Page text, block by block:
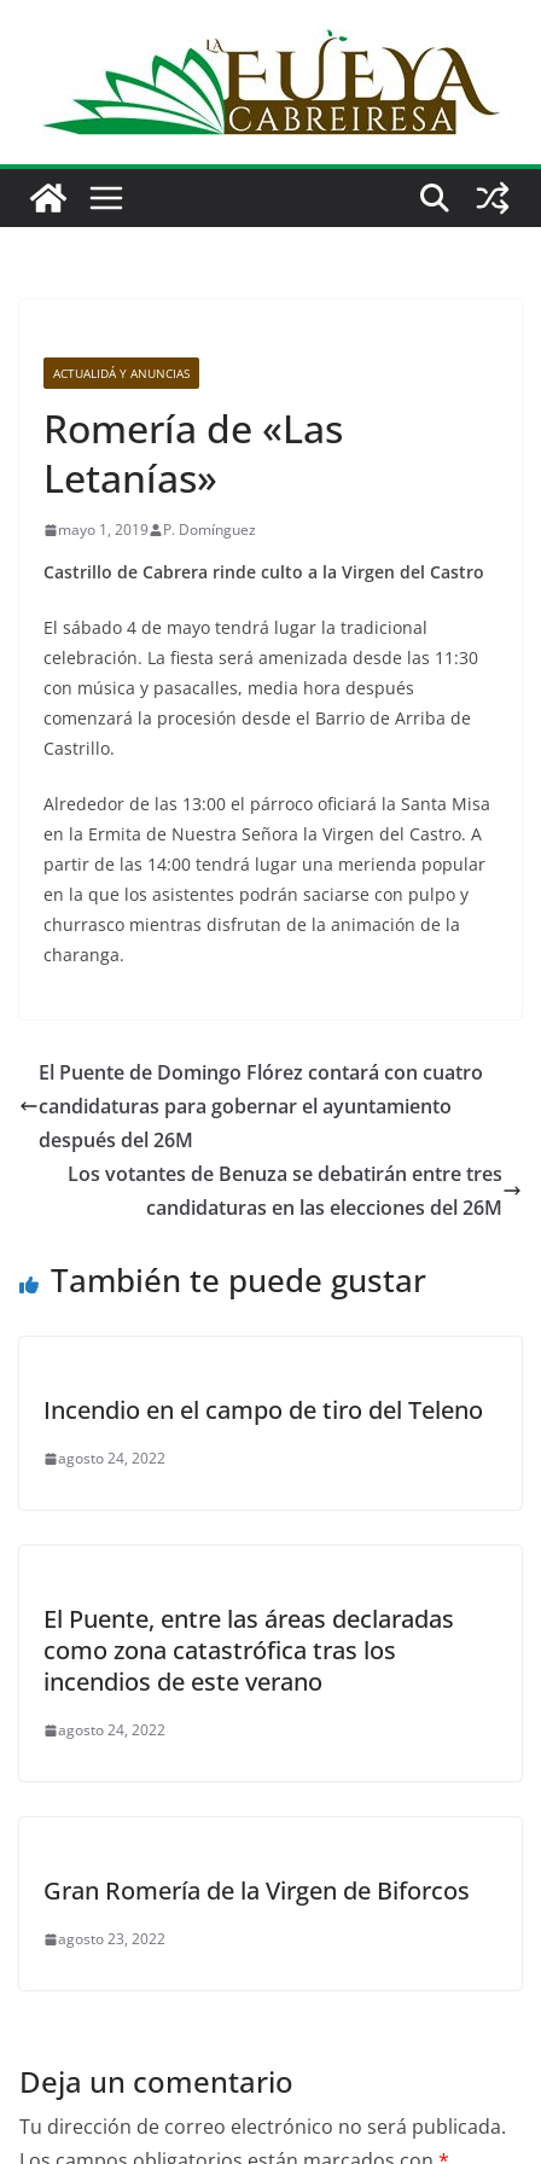
ACTUALIDÁ Y ANUNCIAS
Romería de «Las
Letanías»
mayo 1, 2019 P. Domínguez
Castrillo de Cabrera rinde culto a la Virgen del Castro
El sábado 4 de mayo tendrá lugar la tradicional
celebración. La fiesta será amenizada desde las 11:30
con música y pasacalles, media hora después
comenzará la procesión desde el Barrio de Arriba de
Castrillo.
Alrededor de las 13:00 el párroco oficiará la Santa Misa
en la Ermita de Nuestra Señora la Virgen del Castro. A
partir de las 14:00 tendrá lugar una merienda popular
en la que los asistentes podrán saciarse con pulpo y
churrasco mientras disfrutan de la animación de la
charanga.
El Puente de Domingo Flórez contará con cuatro
candidaturas para gobernar el ayuntamiento
después del 26M
Los votantes de Benuza se debatirán entre tres
candidaturas en las elecciones del 26M
También te puede gustar
Incendio en el campo de tiro del Teleno
agosto 24, 2022
El Puente, entre las áreas declaradas
como zona catastrófica tras los
incendios de este verano
agosto 24, 2022
Gran Romería de la Virgen de Biforcos
agosto 23, 2022
Deja un comentario
Tu dirección de correo electrónico no será publicada.